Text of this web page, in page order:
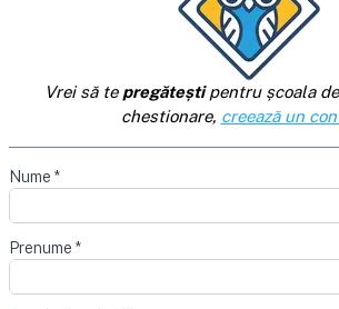
Vrei să te pregăteștipentru școala
chestionare, creează un
Nume *
Prenume *